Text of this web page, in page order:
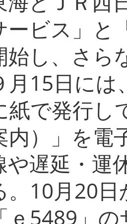
ービス」
始し、さら
月15日に
紙で発行し
内）」を電
や遅延・運
。10月20
ｅ5489」